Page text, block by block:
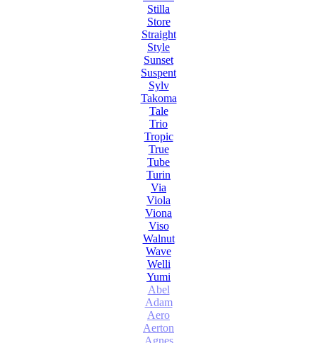
Stilla
Store
Straight
Style
Sunset
Suspent
Sylv
Takoma
Tale
Trio
Tropic
True
Tube
Turin
Via
Viola
Viona
Viso
Walnut
Wave
Welli
Yumi
Abel
Adam
Aero
Aerton
Agnes